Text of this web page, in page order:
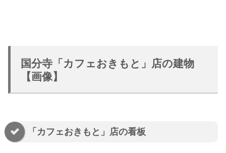
国分寺「カフェおきもと」店の建物
【画像】
「カフェおきもと」店の看板